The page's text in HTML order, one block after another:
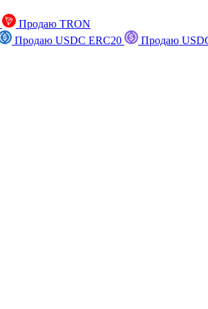
Продаю TRON
Продаю USDC ERC20
Продаю